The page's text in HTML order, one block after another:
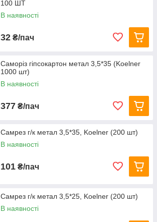
100 ШТ
В наявності
32 ₴/пач
Саморіз гіпсокартон метал 3,5*35 (Koelner
1000 шт)
В наявності
377 ₴/пач
Самрез г/к метал 3,5*35, Koelner (200 шт)
В наявності
101 ₴/пач
Самрез г/к метал 3,5*25, Koelner (200 шт)
В наявності